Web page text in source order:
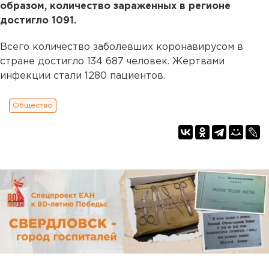
образом, количество зараженных в регионе
достигло 1091.
Всего количество заболевших коронавирусом в
стране достигло 134 687 человек. Жертвами
инфекции стали 1280 пациентов.
Общество